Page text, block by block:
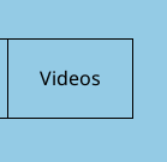
Videos